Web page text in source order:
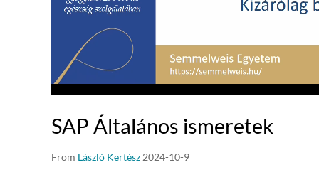
SAP Általános ismeretek
From László Kertész 2024-10-9